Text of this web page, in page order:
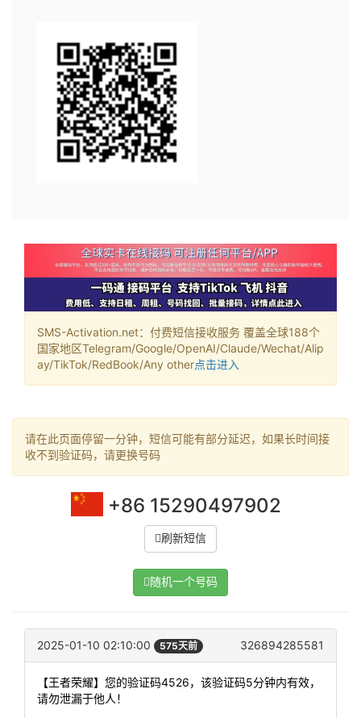
SMS-Activation.net：付费短信接收服务 覆盖全球188个
国家地区Telegram/Google/OpenAI/Claude/Wechat/Alip
ay/TikTok/RedBook/Any other点击进入
请在此页面停留一分钟，短信可能有部分延迟，如果长时间接
收不到验证码，请更换号码
+86 15290497902
刷新短信
随机一个号码
2025-01-10 02:10:00 575天前 326894285581
【王者荣耀】您的验证码4526，该验证码5分钟内有效，
请勿泄漏于他人！